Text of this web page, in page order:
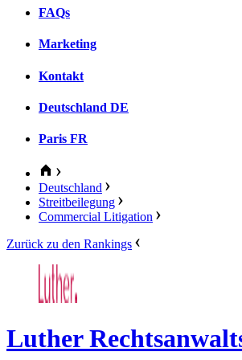
FAQs
Marketing
Kontakt
Deutschland DE
Paris FR
Deutschland
Streitbeilegung
Commercial Litigation
Zurück zu den Rankings
Luther